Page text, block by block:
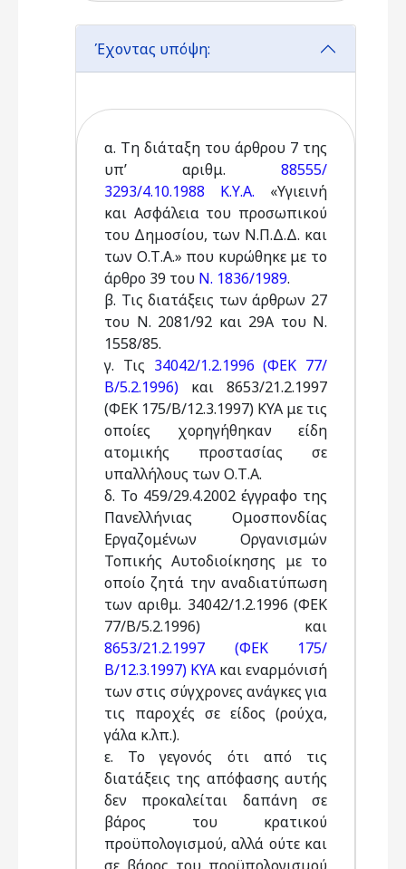
Έχοντας υπόψη:
α. Τη διάταξη του άρθρου 7 της
υπ’ αριθμ. 88555/
3293/4.10.1988 Κ.Υ.Α. «Υγιεινή
και Ασφάλεια του προσωπικού
του Δημοσίου, των Ν.Π.Δ.Δ. και
των Ο.Τ.Α.» που κυρώθηκε με το
άρθρο 39 του Ν. 1836/1989.
β. Τις διατάξεις των άρθρων 27
του Ν. 2081/92 και 29Α του Ν.
1558/85.
γ. Τις 34042/1.2.1996 (ΦΕΚ 77/
Β/5.2.1996) και 8653/21.2.1997
(ΦΕΚ 175/Β/12.3.1997) ΚΥΑ με τις
οποίες χορηγήθηκαν είδη
ατομικής προστασίας σε
υπαλλήλους των Ο.Τ.Α.
δ. Το 459/29.4.2002 έγγραφο της
Πανελλήνιας Ομοσπονδίας
Εργαζομένων Οργανισμών
Τοπικής Αυτοδιοίκησης με το
οποίο ζητά την αναδιατύπωση
των αριθμ. 34042/1.2.1996 (ΦΕΚ
77/Β/5.2.1996) και
8653/21.2.1997 (ΦΕΚ 175/
Β/12.3.1997) ΚΥΑ και εναρμόνισή
των στις σύγχρονες ανάγκες για
τις παροχές σε είδος (ρούχα,
γάλα κ.λπ.).
ε. Το γεγονός ότι από τις
διατάξεις της απόφασης αυτής
δεν προκαλείται δαπάνη σε
βάρος του κρατικού
προϋπολογισμού, αλλά ούτε και